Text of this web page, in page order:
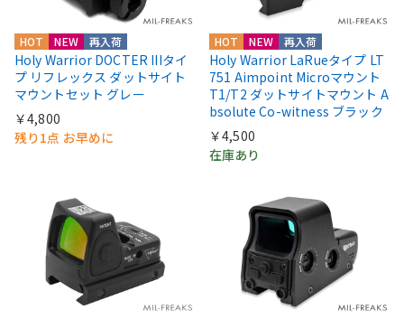
HOT NEW 再入荷
Holy Warrior DOCTER IIIタイ
プ リフレックス ダットサイト
マウントセット グレー
￥4,800
残り1点 お早めに
HOT NEW 再入荷
Holy Warrior LaRueタイプ LT
751 Aimpoint Microマウント
T1/T2 ダットサイトマウント A
bsolute Co-witness ブラック
￥4,500
在庫あり